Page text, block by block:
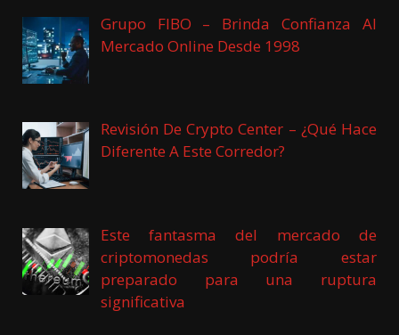
Grupo FIBO – Brinda Confianza Al
Mercado Online Desde 1998
Revisión De Crypto Center – ¿Qué Hace
Diferente A Este Corredor?
Este fantasma del mercado de
criptomonedas podría estar
preparado para una ruptura
significativa